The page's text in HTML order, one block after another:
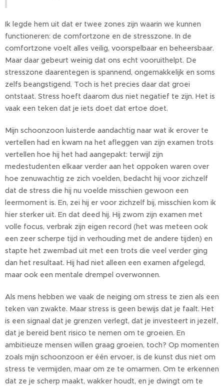
Ik legde hem uit dat er twee zones zijn waarin we kunnen
functioneren: de comfortzone en de stresszone. In de
comfortzone voelt alles veilig, voorspelbaar en beheersbaar.
Maar daar gebeurt weinig dat ons echt vooruithelpt. De
stresszone daarentegen is spannend, ongemakkelijk en soms
zelfs beangstigend. Toch is het precies daar dat groei
ontstaat. Stress hoeft daarom dus niet negatief te zijn. Het is
vaak een teken dat je iets doet dat ertoe doet.
Mijn schoonzoon luisterde aandachtig naar wat ik erover te
vertellen had en kwam na het afleggen van zijn examen trots
vertellen hoe hij het had aangepakt: terwijl zijn
medestudenten elkaar verder aan het oppoken waren over
hoe zenuwachtig ze zich voelden, bedacht hij voor zichzelf
dat de stress die hij nu voelde misschien gewoon een
leermoment is. En, zei hij er voor zichzelf bij, misschien kom ik
hier sterker uit. En dat deed hij. Hij zwom zijn examen met
volle focus, verbrak zijn eigen record (het was meteen ook
een zeer scherpe tijd in verhouding met de andere tijden) en
stapte het zwembad uit met een trots die veel verder ging
dan het resultaat. Hij had niet alleen een examen afgelegd,
maar ook een mentale drempel overwonnen.
Als mens hebben we vaak de neiging om stress te zien als een
teken van zwakte. Maar stress is geen bewijs dat je faalt. Het
is een signaal dat je grenzen verlegt, dat je investeert in jezelf,
dat je bereid bent risico te nemen om te groeien. En
ambitieuze mensen willen graag groeien, toch? Op momenten
zoals mijn schoonzoon er één ervoer, is de kunst dus niet om
stress te vermijden, maar om ze te omarmen. Om te erkennen
dat ze je scherp maakt, wakker houdt, en je dwingt om te